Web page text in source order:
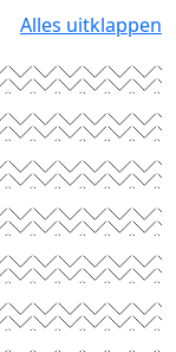
Alles uitklappen